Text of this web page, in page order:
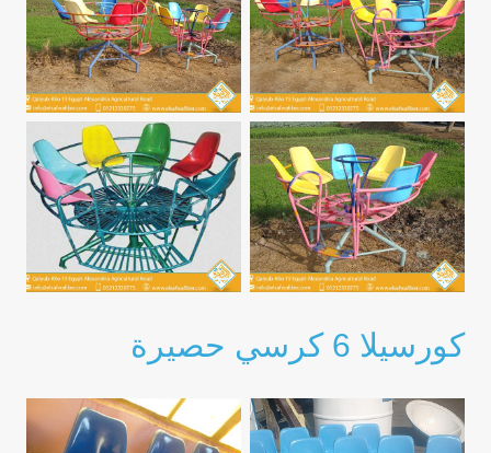
كورسيلا 6 كرسي حصيرة